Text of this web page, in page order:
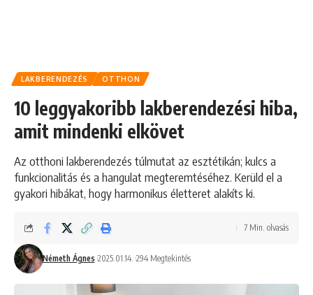
LAKBERENDEZÉS OTTHON
10 leggyakoribb lakberendezési hiba,
amit mindenki elkövet
Az otthoni lakberendezés túlmutat az esztétikán; kulcs a
funkcionalitás és a hangulat megteremtéséhez. Kerüld el a
gyakori hibákat, hogy harmonikus életteret alakíts ki.
Németh Ágnes 2025.01.14. 294 Megtekintés
7 Min. olvasás